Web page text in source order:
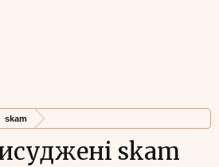
skam
skam